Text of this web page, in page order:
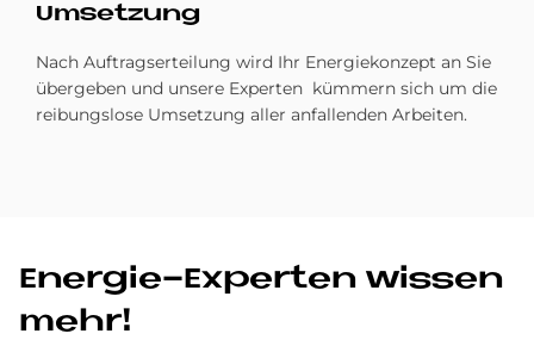
Um­set­zung
Nach Auftragserteilung wird Ihr Energiekonzept an Sie
übergeben und unsere Experten kümmern sich um die
reibungslose Umsetzung aller anfallenden Arbeiten.
En­er­gie-Ex­per­ten wis­sen
mehr!